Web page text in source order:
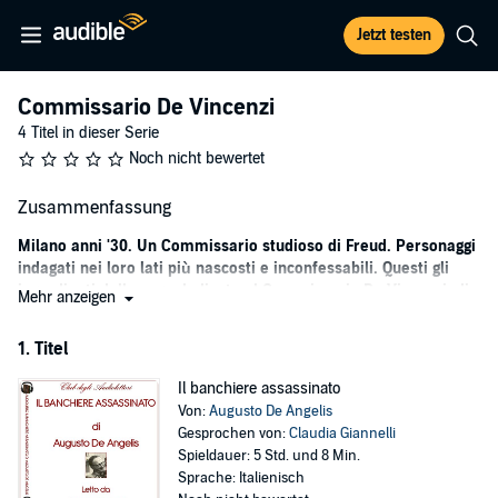
Jetzt testen
Commissario De Vincenzi
4 Titel in dieser Serie
Noch nicht bewertet
Zusammenfassung
Milano anni '30. Un Commissario studioso di Freud. Personaggi
indagati nei loro lati più nascosti e inconfessabili. Questi gli
ingredienti della saga dedicata al Commissario De Vincenzi, di
Il nome di Augusto De Angelis, (Roma 1888, Como 1944), giornalista
Vincenzi, protagonista di una quindicina di romanzi.
Romanzi di un successo destinato a durare poco, a causa della
censura fascista che impose la chiusura della collana dei gialli
Mondadori. E dei fascisti fu vittima lo stesso De Angelis, arrestato
Mehr anzeigen
1. Titel
Il banchiere assassinato
Von:Augusto De Angelis
Gesprochen von:Claudia Giannelli
Spieldauer: 5 Std. und 8 Min.
Sprache: Italienisch